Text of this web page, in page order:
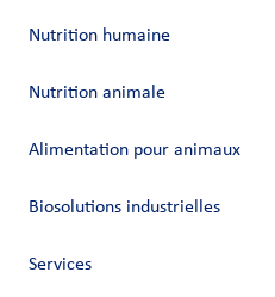
Nutrition humaine
Nutrition animale
Alimentation pour animaux
Biosolutions industrielles
Services